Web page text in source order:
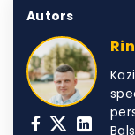
Autors